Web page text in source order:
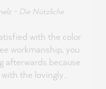
- Die Nützliche
with the color
workmanship, you
afterwards because
the lovingly